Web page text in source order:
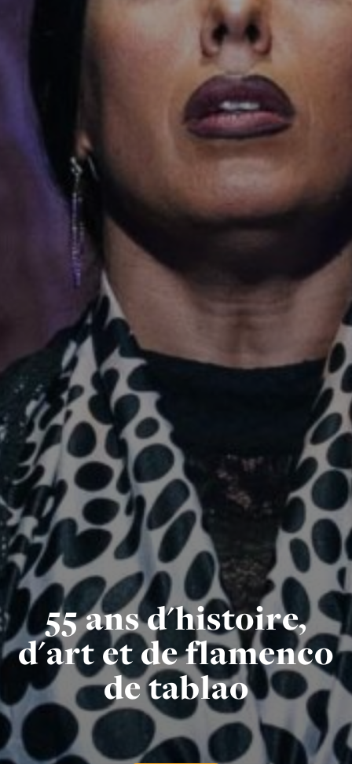
55 ans d'histoire,
d'art et de flamenco
de tablao